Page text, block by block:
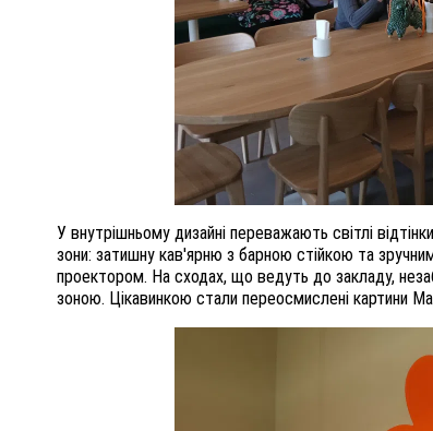
У внутрішньому дизайні переважають світлі
зони: затишну кав'ярню з барною стійкою та
проектором. На сходах, що ведуть до закладу,
зоною. Цікавинкою стали переосмислені картини